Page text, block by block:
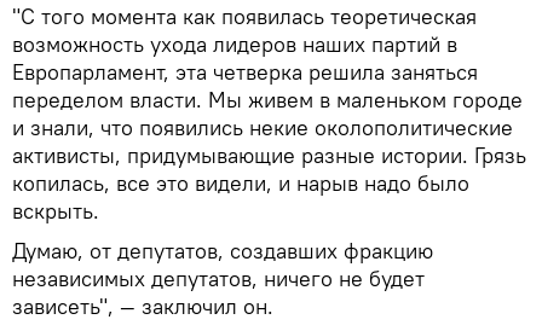
"С того момента как появилась теоретическая
возможность ухода лидеров наших партий в
Европарламент, эта четверка решила заняться
переделом власти. Мы живем в маленьком городе
и знали, что появились некие околополитические
активисты, придумывающие разные истории. Грязь
копилась, все это видели, и нарыв надо было
вскрыть.
Думаю, от депутатов, создавших фракцию
независимых депутатов, ничего не будет
зависеть", — заключил он.